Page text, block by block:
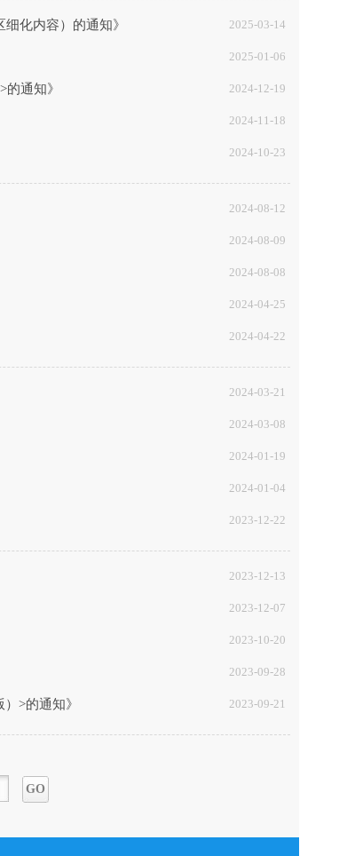
化内容）的通知》 2025-03-14
2025-01-06
通知》 2024-12-19
2024-11-18
2024-10-23
2024-08-12
2024-08-09
2024-08-08
2024-04-25
2024-04-22
2024-03-21
2024-03-08
2024-01-19
2024-01-04
2023-12-22
2023-12-13
2023-12-07
2023-10-20
2023-09-28
>的通知》 2023-09-21
GO